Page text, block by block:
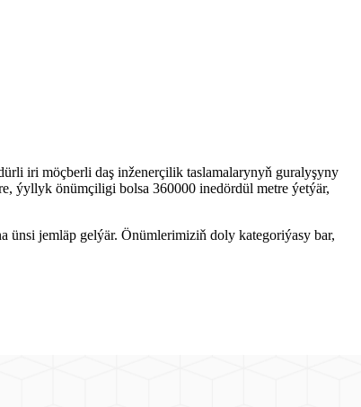
iri möçberli daş inženerçilik taslamalarynyň guralyşyny
ýyllyk önümçiligi bolsa 360000 inedördül metre ýetýär,
ünsi jemläp gelýär. Önümlerimiziň doly kategoriýasy bar,